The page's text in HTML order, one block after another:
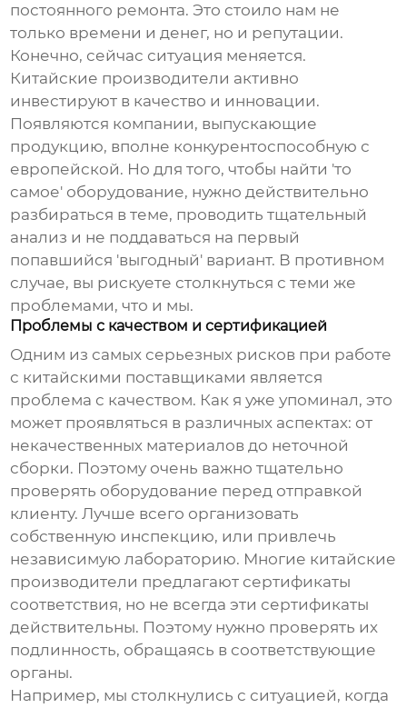
постоянного ремонта. Это стоило нам не
только времени и денег, но и репутации.
Конечно, сейчас ситуация меняется.
Китайские производители активно
инвестируют в качество и инновации.
Появляются компании, выпускающие
продукцию, вполне конкурентоспособную с
европейской. Но для того, чтобы найти 'то
самое' оборудование, нужно действительно
разбираться в теме, проводить тщательный
анализ и не поддаваться на первый
попавшийся 'выгодный' вариант. В противном
случае, вы рискуете столкнуться с теми же
проблемами, что и мы.
Проблемы с качеством и сертификацией
Одним из самых серьезных рисков при работе
с китайскими поставщиками является
проблема с качеством. Как я уже упоминал, это
может проявляться в различных аспектах: от
некачественных материалов до неточной
сборки. Поэтому очень важно тщательно
проверять оборудование перед отправкой
клиенту. Лучше всего организовать
собственную инспекцию, или привлечь
независимую лабораторию. Многие китайские
производители предлагают сертификаты
соответствия, но не всегда эти сертификаты
действительны. Поэтому нужно проверять их
подлинность, обращаясь в соответствующие
органы.
Например, мы столкнулись с ситуацией, когда